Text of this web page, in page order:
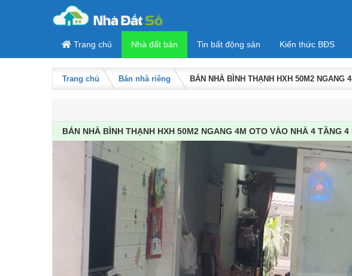
Trang chủ Nhà đất bán Tin bất động sản Kiến thức BĐS
Trang chủ Bán nhà riêng BÁN NHÀ BÌNH THẠNH HXH 50M2 NGANG
BÁN NHÀ BÌNH THẠNH HXH 50M2 NGANG 4M OTO VÀO NHÀ 4 TẦNG